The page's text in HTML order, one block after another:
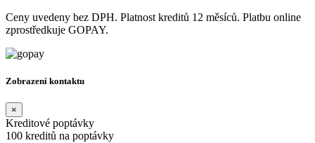
Ceny uvedeny bez DPH. Platnost kreditů 12 měsíců. Platbu online
zprostředkuje GOPAY.
Zobrazení kontaktu
×
Kreditové poptávky
100 kreditů na poptávky